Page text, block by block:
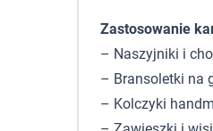
Zastosowanie
– Naszyjniki i
– Bransoletki na
– Kolczyki